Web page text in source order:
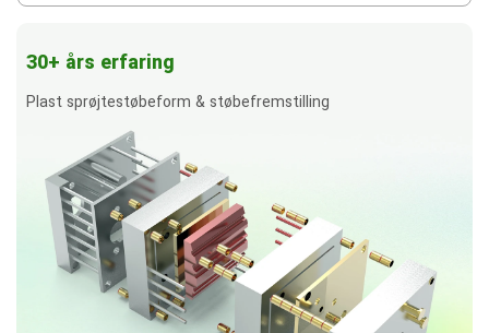
30+ års erfaring
Plast sprøjtestøbeform & støbefremstilling